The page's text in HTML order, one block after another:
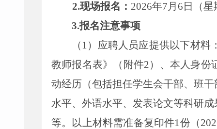
2.现场报名： 2026年7月 6 日
（
3.报名注意事项
（ 1）应聘人员应提供以下材料
教师报名表》
（附件2）、本人身份
动经历（包括担任学生会干部、班
水平、外语水平、发表论文等科研
等。
以上材料需准备复印件1份（